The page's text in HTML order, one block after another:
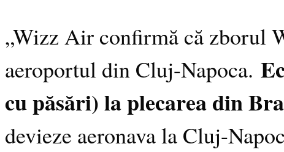
„Wizz Air confirmă că zborul
aeroportul din Cluj-Napoca.
cu păsări) la plecarea din
devieze aeronava la Cluj-